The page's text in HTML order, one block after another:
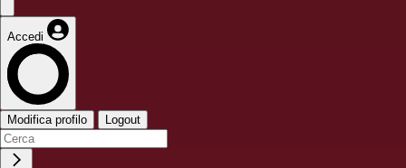
Accedi
Modifica profilo Logout